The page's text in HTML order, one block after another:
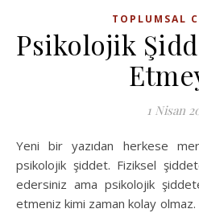
TOPLUMSAL
Psikolojik
1 Nisan
Yeni bir yazıdan herkese merhaba! Bugünkü konumuz;
psikolojik şiddet. Fiziksel
edersiniz ama psikolojik
etmeniz kimi zaman kolay